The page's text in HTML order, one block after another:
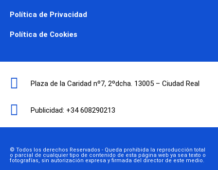
Política de Privacidad
Política de Cookies
Plaza de la Caridad nº7, 2ºdcha. 13005 – Ciudad Real
Publicidad: +34 608290213
© Todos los derechos Reservados - Queda prohibida la reproducción total
o parcial de cualquier tipo de contenido de esta página web ya sea texto o
fotografías, sin autorización expresa y firmada del director de este medio.